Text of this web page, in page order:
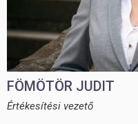
FÖMÖTÖR JUDIT
Értékesítési vezető